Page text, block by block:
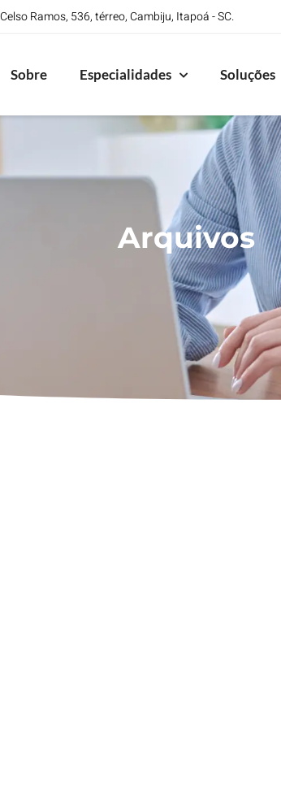
Ramos, 536, térreo, Cambiju, Itapoá - SC.
Sobre Especialidades Soluções
Arquivos